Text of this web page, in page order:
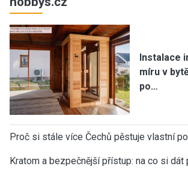
Instalace
míru v
po…
Proč si stále více Čechů pěstuje vlastní
Kratom a bezpečnější přístup: na co si dát